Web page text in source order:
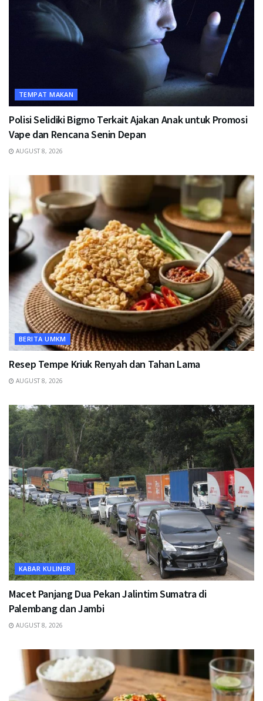
TEMPAT MAKAN
Polisi Selidiki Bigmo Terkait Ajakan Anak untuk Promosi
Vape dan Rencana Senin Depan
AUGUST 8, 2026
BERITA UMKM
Resep Tempe Kriuk Renyah dan Tahan Lama
AUGUST 8, 2026
KABAR KULINER
Macet Panjang Dua Pekan Jalintim Sumatra di
Palembang dan Jambi
AUGUST 8, 2026